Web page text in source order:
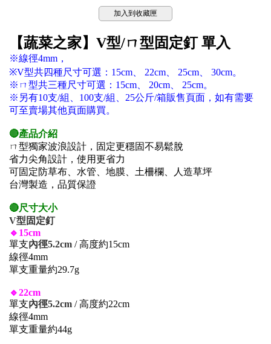
加入到收藏匣
【蔬菜之家】 V型/ㄇ型固定釘 單入
※線徑4mm，
※V型共四種尺寸可選：15cm、 22cm、
25cm、 30cm。
※ㄇ 型共三種尺寸可選： 15cm、 20cm、
25cm。
※另有10支/組、 100支/組 25公斤/箱販售頁面，如有需要
可至賣場其他頁面購買。
🔴產品介紹
ㄇ型獨家波浪設計，固定更穩固不易鬆脫
省力尖角設計，使用更省力
可固定防草布、水管、地膜、土柵欄、人造草坪
台灣製造，品質保證
🔴尺寸大小
V型固定釘
🔹15cm
單支內徑5.2cm/ 高度約15cm
線徑4mm
單支重量約29.7g
🔹22cm
單支內徑5.2cm/ 高度約22cm
線徑4mm
單支重量約44g